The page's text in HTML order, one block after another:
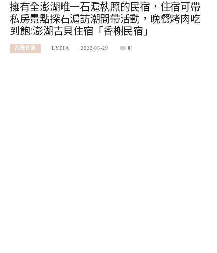
擁有全澎湖唯一石滬執照的民宿，住宿可帶
私房景點探石滬訪潮間帶活動，晚餐烤肉吃
到飽!澎湖吉貝住宿「香榭民宿」
台灣住宿 LYDIA 2022-05-29 0